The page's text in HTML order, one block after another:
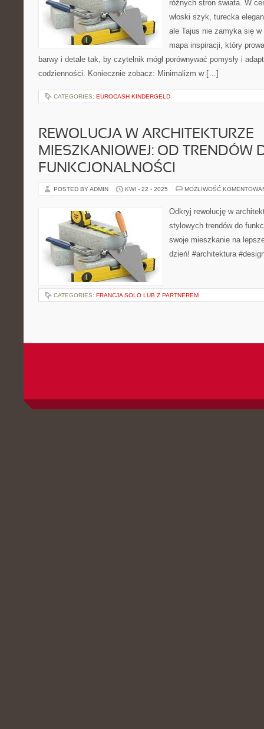
różnych stron świata. W
włoski szyk, turecka
ale Tajus nie zamyka się
mapa inspiracji, który
barwy i detale tak, by czytelnik mógł porównywać pomysły i
codzienności. Koniecznie zobacz: Minimalizm w […]
CATEGORIES: EUROCASH KINDERGELD
REWOLUCJA W ARCHITEKTURZE
MIESZKANIOWEJ: OD TRENDÓW
FUNKCJONALNOŚCI
POSTED BY ADMIN KWI - 22 - 2025 MOŻLIWOŚĆ
Odkryj rewolucję w
stylowych trendów do
swoje mieszkanie na
dzień! #architektura
CATEGORIES: FRANCJA SOLO LUB Z PARTNEREM